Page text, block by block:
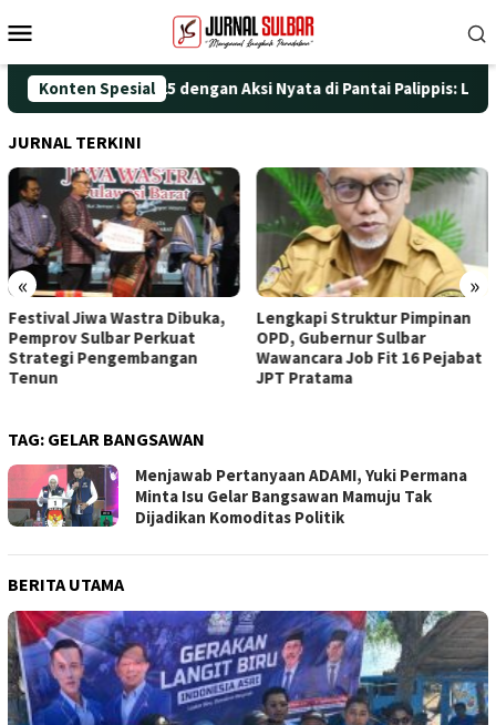
ke
Mobile
Konten Spesial
HUT ke-25 dengan Aksi Nyata di Pantai Palippis:
JURNAL TERKINI
« »
Jiwa Wastra Dibuka,
Sulbar Perkuat
Pengembangan
Lengkapi Struktur Pimpinan
OPD, Gubernur Sulbar
Wawancara Job Fit 16 Pejabat
JPT Pratama
Awali
TAG: GELAR BANGSAWAN
Menjawab Pertanyaan ADAMI, Yuki Permana
Minta Isu Gelar Bangsawan Mamuju Tak
Dijadikan Komoditas Politik
BERITA UTAMA